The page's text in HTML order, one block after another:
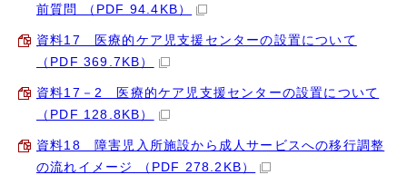
前質問 （PDF 94.4KB）
資料17 医療的ケア児支援センターの設置について
（PDF 369.7KB）
資料17－2 医療的ケア児支援センターの設置について
（PDF 128.8KB）
資料18 障害児入所施設から成人サービスへの移行調整
の流れイメージ （PDF 278.2KB）